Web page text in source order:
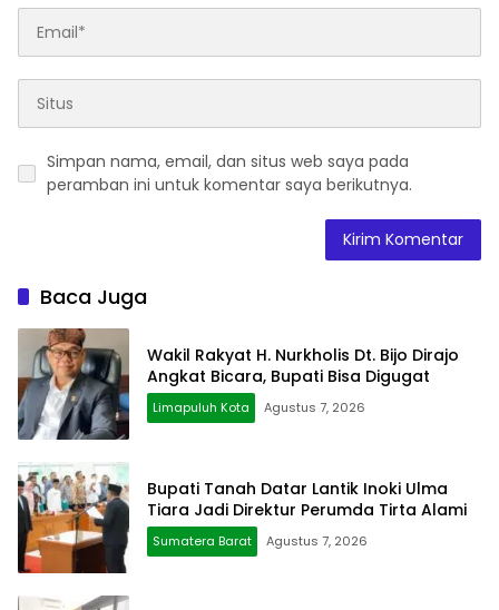
Simpan nama, email, dan situs web saya pada
peramban ini untuk komentar saya berikutnya.
Baca Juga
Wakil Rakyat H. Nurkholis Dt. Bijo Dirajo
Angkat Bicara, Bupati Bisa Digugat
Limapuluh Kota Agustus 7, 2026
Bupati Tanah Datar Lantik Inoki Ulma
Tiara Jadi Direktur Perumda Tirta Alami
Sumatera Barat Agustus 7, 2026